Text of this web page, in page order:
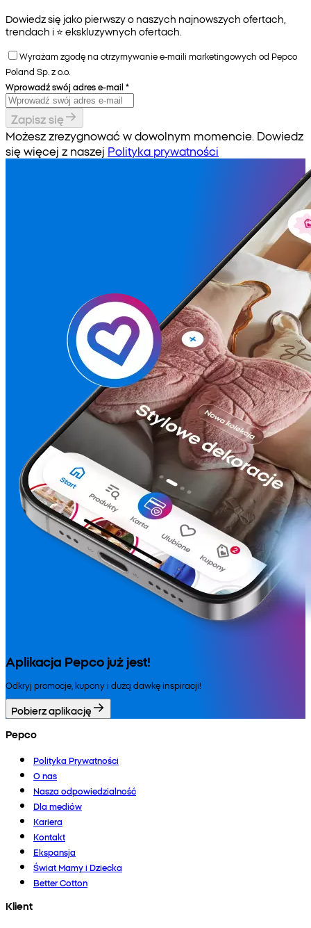
Dowiedz się jako pierwszy o naszych najnowszych ofertach,
trendach i ⭐️ ekskluzywnych ofertach.
Wyrażam zgodę na otrzymywanie e-maili marketingowych od Pepco
Poland Sp. z o.o.
Wprowadź swój adres e-mail *
Zapisz się
Możesz zrezygnować w dowolnym momencie. Dowiedz
się więcej z naszej Polityka prywatności
Aplikacja Pepco już jest!
Odkryj promocje, kupony i dużą dawkę inspiracji!
Pobierz aplikację
Pepco
Polityka Prywatności
O nas
Nasza odpowiedzialność
Dla mediów
Kariera
Kontakt
Ekspansja
Świat Mamy i Dziecka
Better Cotton
Klient